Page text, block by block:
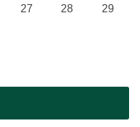
27 28
29